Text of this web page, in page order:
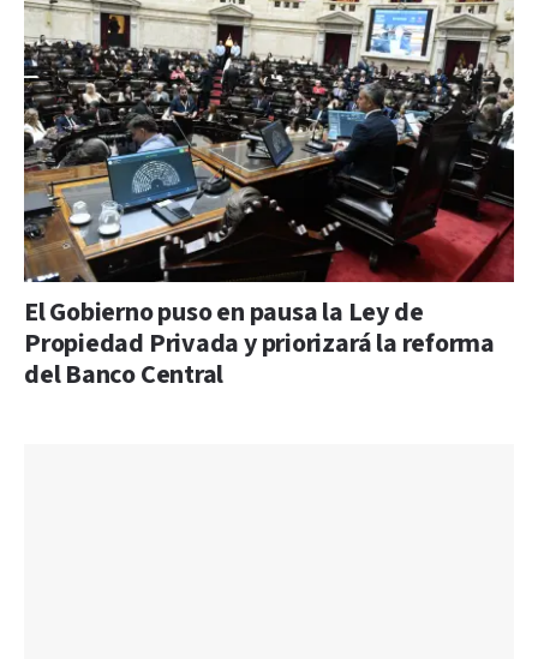
El Gobierno puso en pausa la Ley de
Propiedad Privada y priorizará la reforma
del Banco Central